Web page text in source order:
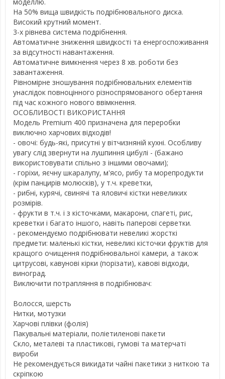
На 50% вища швидкість подрібнювального диска.
Високий крутний момент.
3-х рівнева система подрібнення.
Автоматичне зниження швидкості та енергоспоживання
за відсутності навантаження.
Автоматичне вимкнення через 8 хв. роботи без
завантаження.
Рівномірне зношування подрібнювальних елементів
унаслідок повноцінного різноспрямованого обертання
під час кожного нового ввімкнення.
ОСОБЛИВОСТІ ВИКОРИСТАННЯ
Модель Premium 400 призначена для переробки
виключно харчових відходів!
- овочі: будь-які, присутні у вітчизняній кухні. Особливу
увагу слід звернути на лушпиння цибулі - (бажано
використовувати спільно з іншими овочами);
- горіхи, яєчну шкаралупу, м'ясо, рибу та морепродукти
(крім панцирів молюсків), у т.ч. креветки,
- рибні, курячі, свинячі та яловичі кістки невеликих
розмірів.
- фрукти в т.ч. і з кісточками, макарони, спагеті, рис,
креветки і багато іншого, навіть паперові серветки.
- рекомендуємо подрібнювати невеликі жорсткі
предмети: маленькі кістки, невеликі кісточки фруктів для
кращого очищення подрібнювальної камери, а також
цитрусові, кавунові кірки (порізати), кавові відходи,
виноград.
Виключити потрапляння в подрібнювач:
Волосся, шерсть
Нитки, мотузки
Харчові плівки (фолія)
Пакувальні матеріали, поліетиленові пакети
Скло, металеві та пластикові, гумові та матерчаті
вироби
Не рекомендується викидати чайні пакетики з ниткою та
скріпкою